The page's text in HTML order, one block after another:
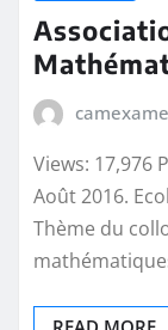
Views: 17,976
Août 2016.
Thème du